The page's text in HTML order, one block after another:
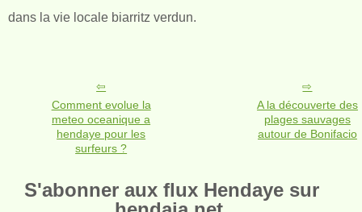
dans la vie locale biarritz verdun.
Comment evolue la
meteo oceanique a
hendaye pour les
surfeurs ?
A la découverte des
plages sauvages
autour de Bonifacio
S'abonner aux flux Hendaye sur